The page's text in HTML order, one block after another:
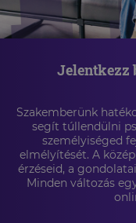
Jelentkezz
Szakemberünk
segít túllendülni
személyiséged
elmélyítését. A
érzéseid, a
Minden változás